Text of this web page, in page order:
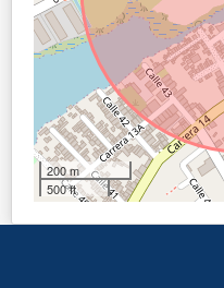
200 m
500 ft